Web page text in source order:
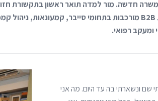
ומעקב רפואי.
שם ונשארתי בה עד היום. מה אני